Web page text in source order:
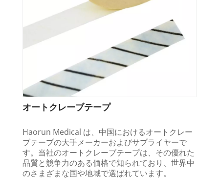
オートクレーブテープ
Haorun Medical は、中国におけるオートクレー
ブテープの大手メーカーおよびサプライヤーで
す。当社のオートクレーブテープは、その優れた
品質と競争力のある価格で知られており、世界中
のさまざまな国や地域で選ばれています。